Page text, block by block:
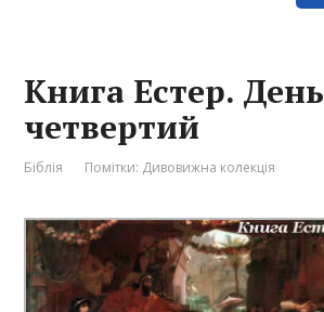
Книга Естер. День
четвертий
Біблія Помітки: Дивовижна колекція